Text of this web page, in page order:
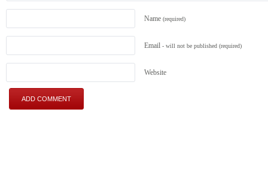
Name (required)
Email - will not be published (required)
Website